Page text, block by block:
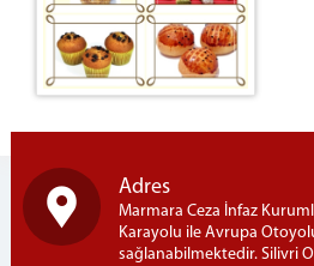
Adres
Marmara Ceza İnfaz
Karayolu ile Avrupa
sağlanabilmektedir. Silivri